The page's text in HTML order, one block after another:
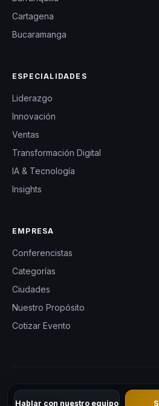
Hablar con nuestro equipo
Cartagena
Bucaramanga
ESPECIALIDADES
Liderazgo
Innovación
Ventas
Transformación Digital
IA & Tecnología
Insights
EMPRESA
Conferencistas
Categorías
Ciudades
Nuestro Propósito
Cotizar Evento
© 2026 CHM Colombia — Charlas